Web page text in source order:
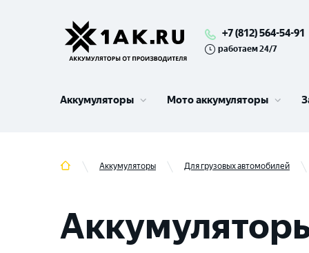
+7 (812) 564-54-91
работаем 24/7
Аккумуляторы Мото аккумуляторы
Аккумуляторы Для грузовых автомобилей